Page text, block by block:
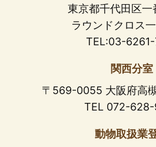
東京都千代田区一
ラウンドクロス
TEL:03-6261-
関西分室
〒569-0055 大阪府高
TEL 072-
動物取扱業